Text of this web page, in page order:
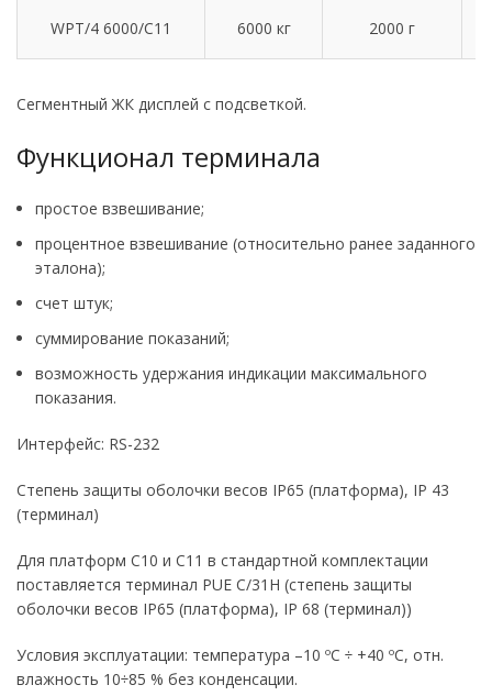
WPT/4 6000/C11 6000 кг 2000 г
Сегментный ЖК дисплей с подсветкой.
Функционал терминала
простое взвешивание;
процентное взвешивание (относительно ранее заданного
эталона);
счет штук;
суммирование показаний;
возможность удержания индикации максимального
показания.
Интерфейс: RS-232
Степень защиты оболочки весов IP65 (платформа), IP 43
(терминал)
Для платформ C10 и C11 в стандартной комплектации
поставляется терминал PUE C/31H (степень защиты
оболочки весов IP65 (платформа), IP 68 (терминал))
Условия эксплуатации: температура –10 ºС ÷ +40 ºС, отн.
влажность 10÷85 % без конденсации.